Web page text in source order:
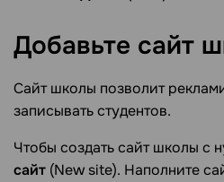
Добавьте сайт
Сайт школы позволит
записывать студентов.
Чтобы создать сайт школы с
сайт (New site). Наполните